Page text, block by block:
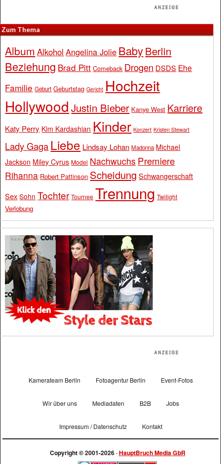
Zum Thema
Album Alkohol Angelina Jolie BabyBerlin
Beziehung Brad Pitt Comeback Drogen DSDS Ehe
Familie Geburt Geburtstag Gericht Hochzeit
Hollywood Justin Bieber Kanye West Karriere
Katy Perry Kim Kardashian Kinder Konzert Kristen Stewart
Lady Gaga Liebe Lindsay Lohan Madonna Michael
Jackson Miley Cyrus Model Nachwuchs Premiere
Rihanna Robert Pattinson Scheidung Schwangerschaft
Sex Sohn Tochter Tournee Trennung Twilight
Verlobung
Kamerateam Berlin Fotoagentur Berlin Event-Fotos
Wir über uns Mediadaten B2B Jobs
Impressum / Datenschutz Kontakt
Copyright © 2001-2026 ·HauptBruch Media GbR